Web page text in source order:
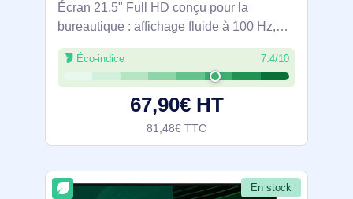
Écran 21,5" Full HD conçu pour la
bureautique : affichage fluide à 100 Hz,
dalle VA 3000:1 aux angles 178° et
surface antireflet. ComfortView Plus
certifié TÜV Rheinland 3 étoiles limite la
Éco-indice 7.4/10
67,90€ HT
81,48€ TTC
En stock